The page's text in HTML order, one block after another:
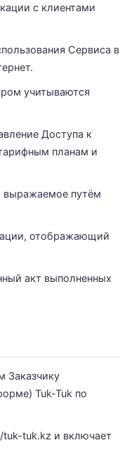
с клиентами
Сервиса в
учитываются
Доступа к
планам и
выражаемое путём
отображающий
акт выполненных
Заказчику
Tuk-Tuk по
tuk-tuk.kz и включает